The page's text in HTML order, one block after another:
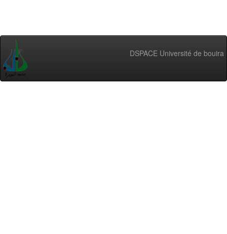
DSPACE Université de bouira